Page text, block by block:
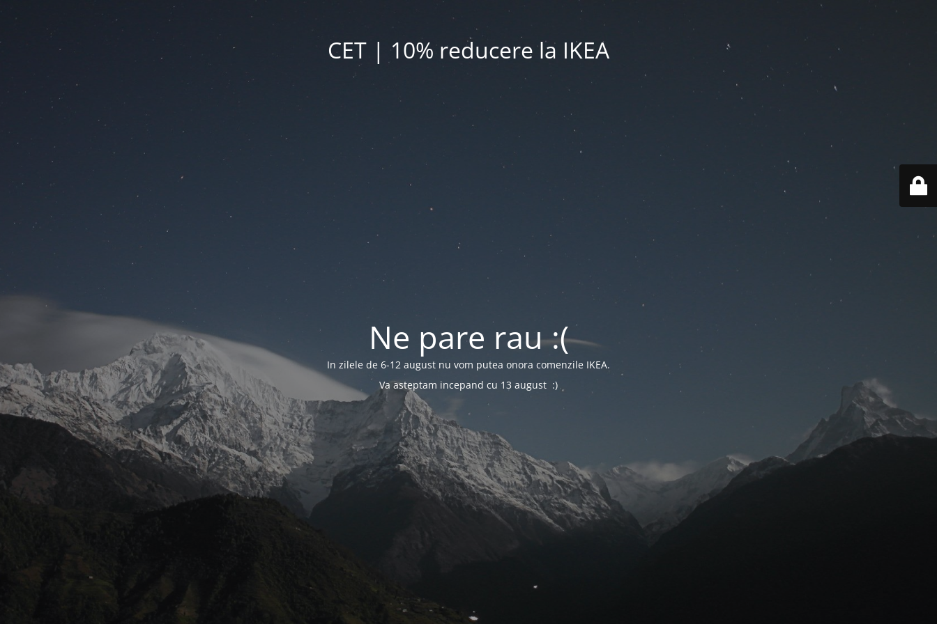
CET | 10% reducere la IKEA
Ne pare rau :(
In zilele de 6-12 august nu vom putea onora comenzile IKEA.
Va asteptam incepand cu 13 august :)